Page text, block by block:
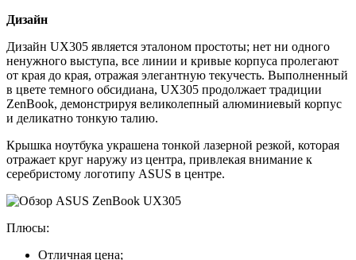
Дизайн
Дизайн UX305 является эталоном простоты; нет ни одного
ненужного выступа, все линии и кривые корпуса пролегают
от края до края, отражая элегантную текучесть. Выполненный
в цвете темного обсидиана, UX305 продолжает традиции
ZenBook, демонстрируя великолепный алюминиевый корпус
и деликатно тонкую талию.
Крышка ноутбука украшена тонкой лазерной резкой, которая
отражает круг наружу из центра, привлекая внимание к
серебристому логотипу ASUS в центре.
Плюсы:
Отличная цена;